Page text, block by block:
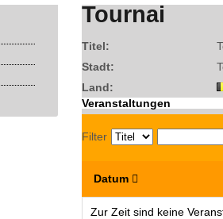
Tournai
Titel:
Stadt:
Land:
Veranstaltungen
Filter
Datum
Zur Zeit sind keine